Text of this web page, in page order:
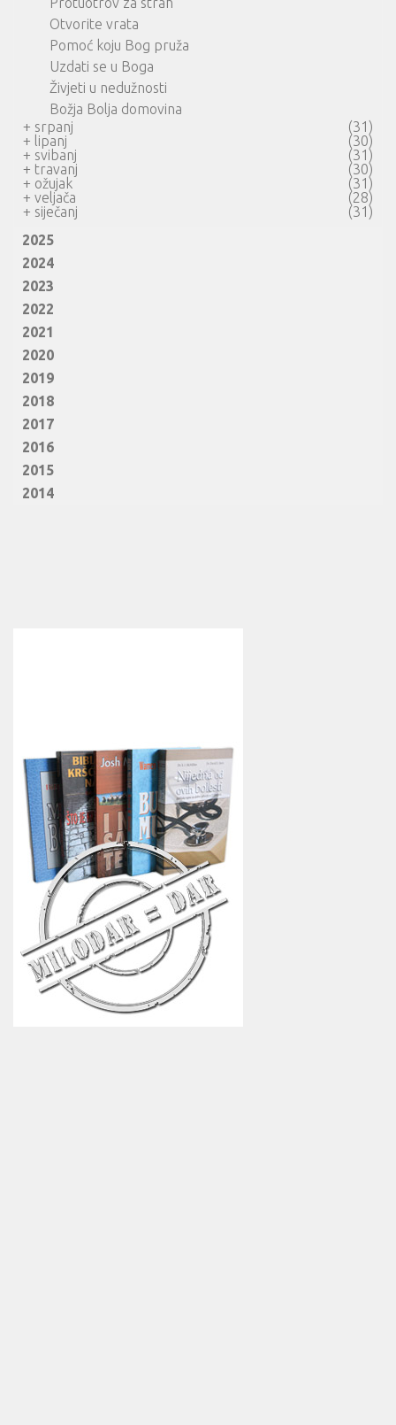
Otvorite vrata
Pomoć koju Bog pruža
Uzdati se u Boga
Živjeti u nedužnosti
Božja Bolja domovina
+ srpanj
(31)
+ lipanj
(30)
+ svibanj
(31)
+ travanj
(30)
+ ožujak
(31)
+ veljača
(28)
+ siječanj
(31)
2025
2024
2023
2022
2021
2020
2019
2018
2017
2016
2015
2014